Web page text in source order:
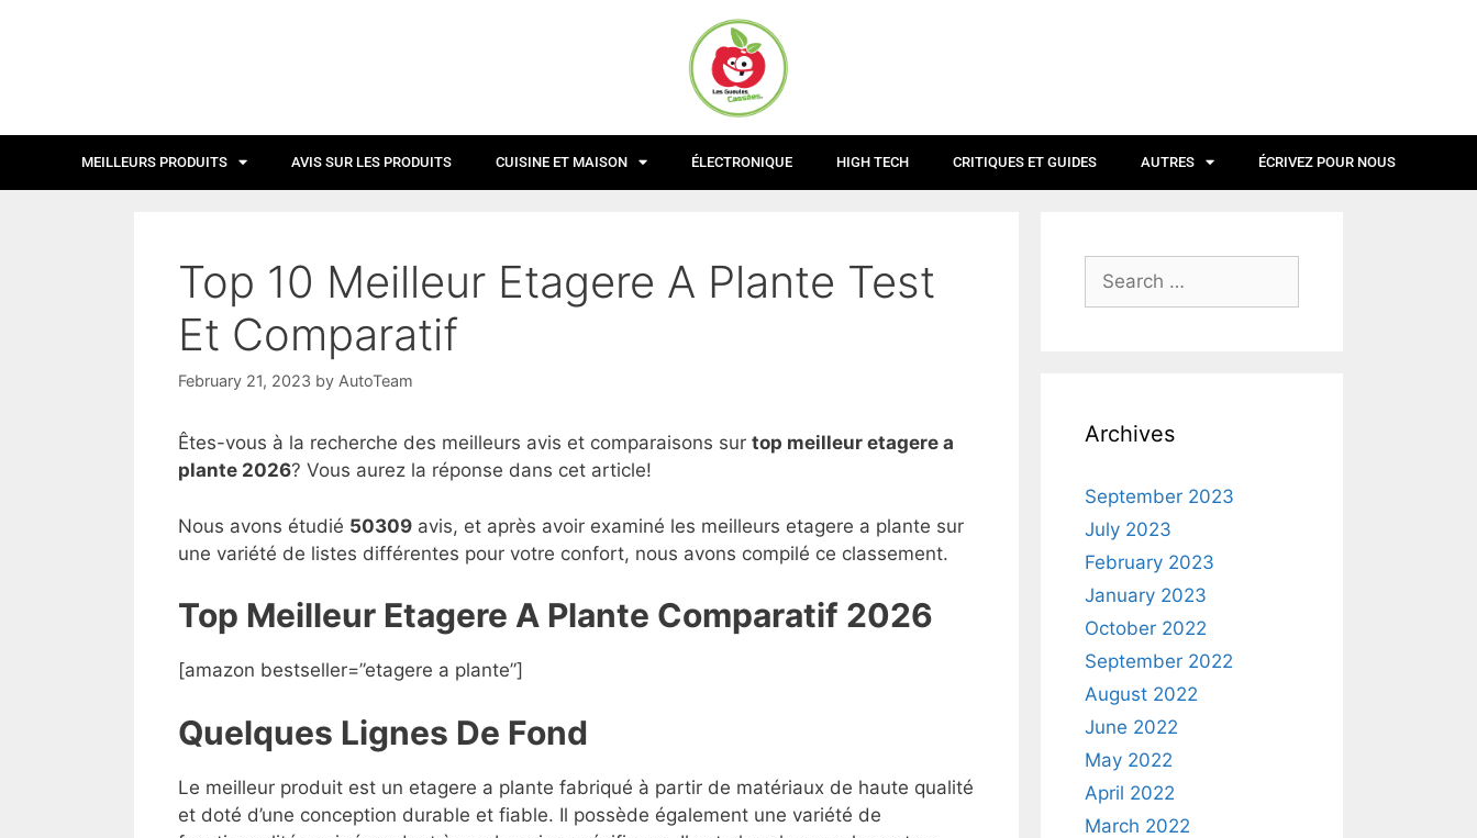
MEILLEURS PRODUITS AVIS SUR LES PRODUITS CUISINE ET MAISON ÉLECTRONIQUE HIGH TECH CRITIQUES ET GUIDES AUTRES ÉCRIVEZ POUR NOUS
Top 10 Meilleur Etagere A Plante Test
Et Comparatif
February 21, 2023 by AutoTeam
Êtes-vous à la recherche des meilleurs avis et comparaisons sur top meilleur etagere a
plante 2026? Vous aurez la réponse dans cet article!
Nous avons étudié 50309 avis, et après avoir examiné les meilleurs etagere a plante sur
une variété de listes différentes pour votre confort, nous avons compilé ce classement.
Top Meilleur Etagere A Plante Comparatif 2026
[amazon bestseller=”etagere a plante”]
Quelques Lignes De Fond
Le meilleur produit est un etagere a plante fabriqué à partir de matériaux de haute qualité
et doté d’une conception durable et fiable. Il possède également une variété de
Archives
September 2023
July 2023
February 2023
January 2023
October 2022
September 2022
August 2022
June 2022
May 2022
April 2022
March 2022